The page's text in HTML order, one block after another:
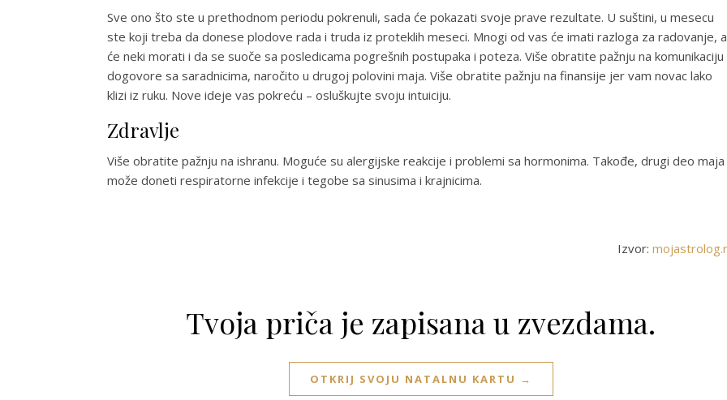
Sve ono što ste u prethodnom periodu pokrenuli, sada će pokazati svoje prave rezultate. U suštini, u mesecu
ste koji treba da donese plodove rada i truda iz proteklih meseci. Mnogi od vas će imati razloga za radovanje,
će neki morati i da se suoče sa posledicama pogrešnih postupaka i poteza. Više obratite pažnju na komunikaciju
dogovore sa saradnicima, naročito u drugoj polovini maja. Više obratite pažnju na finansije jer vam novac lako
klizi iz ruku. Nove ideje vas pokreću – osluškujte svoju intuiciju.
Zdravlje
Više obratite pažnju na ishranu. Moguće su alergijske reakcije i problemi sa hormonima. Takođe, drugi deo maja
može doneti respiratorne infekcije i tegobe sa sinusima i krajnicima.
Izvor:
Tvoja priča je zapisana u zvezdama.
OTKRIJ SVOJU NATALNU KARTU →